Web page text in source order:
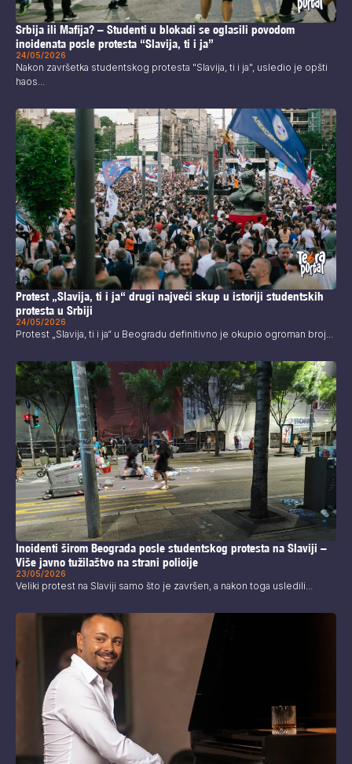
Srbija ili Mafija? – Studenti u blokadi se oglasili povodom
incidenata posle protesta “Slavija, ti i ja”
24/05/2026
Nakon završetka studentskog protesta "Slavija, ti i ja", usledio je opšti
haos...
Protest „Slavija, ti i ja“ drugi najveći skup u istoriji studentskih
protesta u Srbiji
24/05/2026
Protest „Slavija, ti i ja“ u Beogradu definitivno je okupio ogroman broj...
Incidenti širom Beograda posle studentskog protesta na Slaviji –
Više javno tužilaštvo na strani policije
23/05/2026
Veliki protest na Slaviji samo što je završen, a nakon toga usledili...